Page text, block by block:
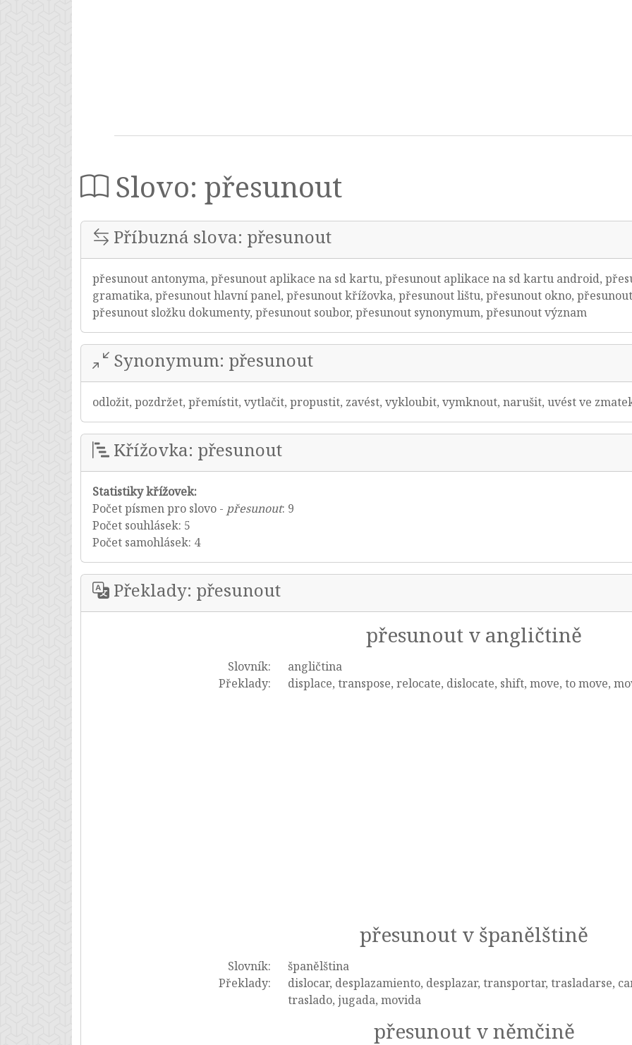
Slovo: přesunout
Příbuzná slova: přesunout
přesunout antonyma, přesunout aplikace na sd kartu, přesunout aplikace na sd kartu android,
gramatika, přesunout hlavní panel, přesunout křížovka, přesunout lištu, přesunout okno,
přesunout složku dokumenty, přesunout soubor, přesunout synonymum, přesunout význam
Synonymum: přesunout
odložit, pozdržet, přemístit, vytlačit, propustit, zavést, vykloubit, vymknout, narušit, uvést ve
Křížovka: přesunout
Statistiky křížovek:
Počet písmen pro slovo - přesunout: 9
Počet souhlásek: 5
Počet samohlásek: 4
Překlady: přesunout
přesunout v angličtině
Slovník:
angličtina
Překlady:
displace, transpose, relocate, dislocate, shift, move, to move,
přesunout v španělštině
Slovník:
španělština
Překlady:
dislocar, desplazamiento, desplazar, transportar, trasladarse,
traslado, jugada, movida
přesunout v němčině